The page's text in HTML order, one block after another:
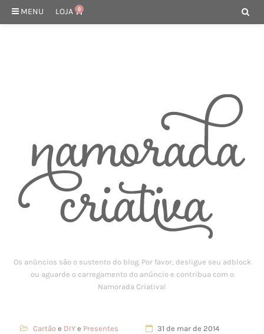
MENU LOJA 0
Cartãoe DIYe Presentes 31 de mar de 2014